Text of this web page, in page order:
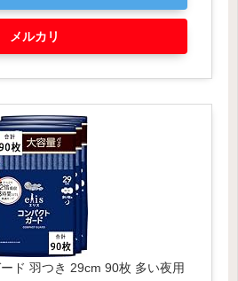
メルカリ
ド 羽つき 29cm 90枚 多い夜用